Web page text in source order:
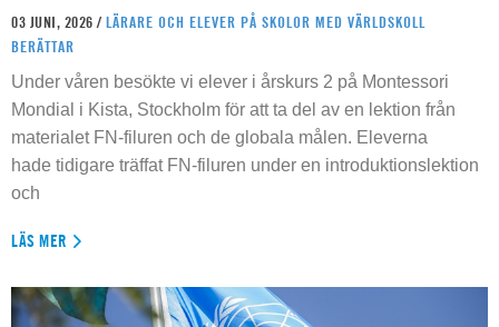
03 JUNI, 2026 / LÄRARE OCH ELEVER PÅ SKOLOR MED VÄRLDSKOLL
BERÄTTAR
Under våren besökte vi elever i årskurs 2 på Montessori
Mondial i Kista, Stockholm för att ta del av en lektion från
materialet FN-filuren och de globala målen. Eleverna
hade tidigare träffat FN-filuren under en introduktionslektion
och
LÄS MER